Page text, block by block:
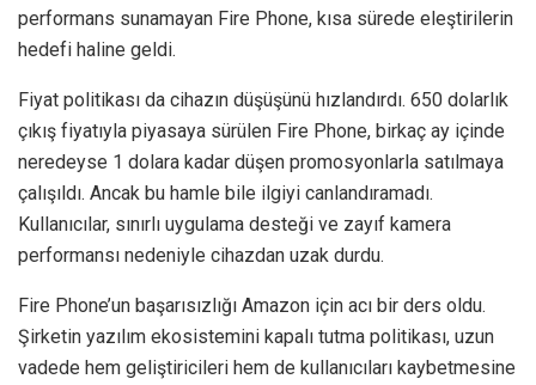
performans sunamayan Fire Phone, kısa sürede eleştirilerin
hedefi haline geldi.
Fiyat politikası da cihazın düşüşünü hızlandırdı. 650 dolarlık
çıkış fiyatıyla piyasaya sürülen Fire Phone, birkaç ay içinde
neredeyse 1 dolara kadar düşen promosyonlarla satılmaya
çalışıldı. Ancak bu hamle bile ilgiyi canlandıramadı.
Kullanıcılar, sınırlı uygulama desteği ve zayıf kamera
performansı nedeniyle cihazdan uzak durdu.
Fire Phone’un başarısızlığı Amazon için acı bir ders oldu.
Şirketin yazılım ekosistemini kapalı tutma politikası, uzun
vadede hem geliştiricileri hem de kullanıcıları kaybetmesine